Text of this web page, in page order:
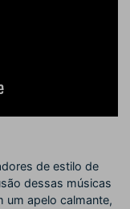
de estilo de
dessas músicas
um apelo calmante,